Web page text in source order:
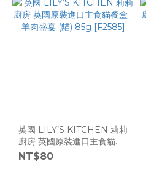
英國 LILY’S KITCHEN 莉莉
廚房 英國原裝進口主食貓餐
盒 - 羊肉盛宴 (貓) 85g
[F2585]
NT$80